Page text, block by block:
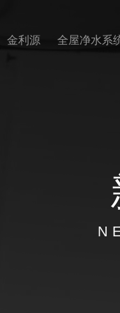
金利源 全屋净水系